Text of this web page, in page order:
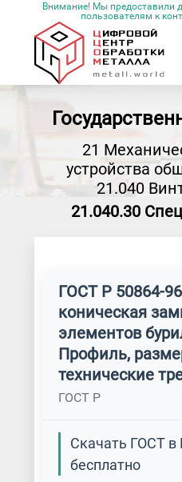
Внимание! Мы предоставили
пользователям к
21
устройства
21.040
21.040.30
ГОСТ Р 50864-
коническая
элементов
Профиль,
технические
ГОСТ Р
Скачать ГОСТ в
бесплатно